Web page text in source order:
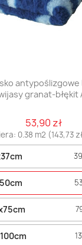
antypoślizgowe
granat-błękit
53,90 zł
0.38 m2 (143,73